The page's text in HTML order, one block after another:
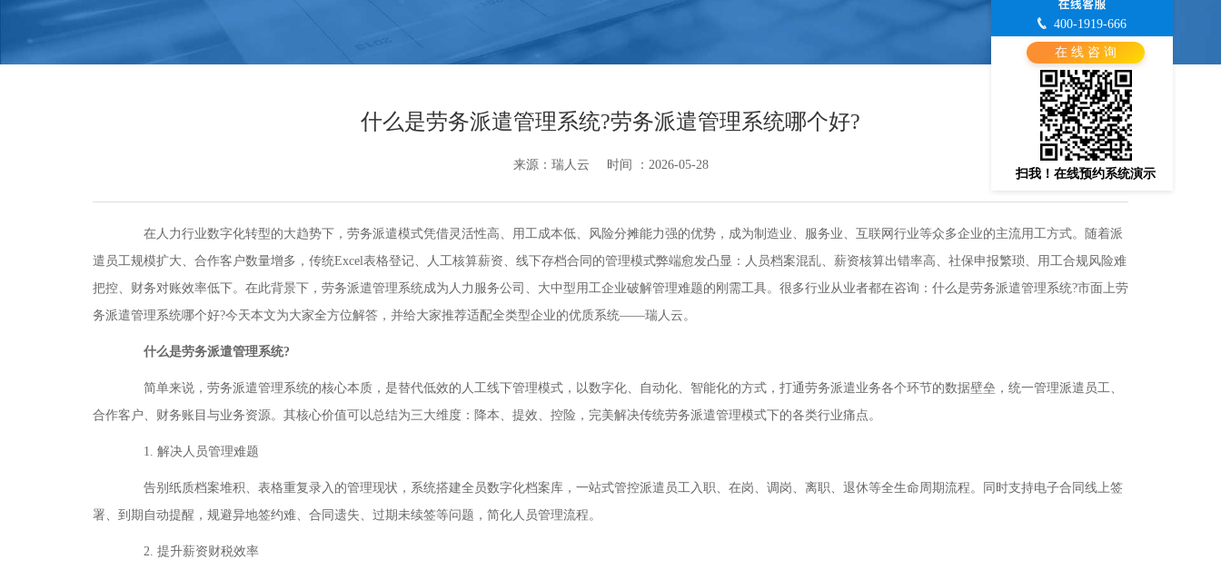
什么是劳务派遣管理系统?劳务派遣管理系统哪个好?
来源：瑞人云 时间 ：2026-05-28
在人力行业数字化转型的大趋势下，劳务派遣模式凭借灵活性高、用工成本低、风险分摊能力强的优势，成为制造业、服务业、互联网行业等众多企业的主流用工方式。随着派
遣员工规模扩大、合作客户数量增多，传统Excel表格登记、人工核算薪资、线下存档合同的管理模式弊端愈发凸显：人员档案混乱、薪资核算出错率高、社保申报繁琐、用工合规风险难
把控、财务对账效率低下。在此背景下，劳务派遣管理系统成为人力服务公司、大中型用工企业破解管理难题的刚需工具。很多行业从业者都在咨询：什么是劳务派遣管理系统?市面上劳
务派遣管理系统哪个好?今天本文为大家全方位解答，并给大家推荐适配全类型企业的优质系统——瑞人云。
什么是劳务派遣管理系统?
简单来说，劳务派遣管理系统的核心本质，是替代低效的人工线下管理模式，以数字化、自动化、智能化的方式，打通劳务派遣业务各个环节的数据壁垒，统一管理派遣员工、
合作客户、财务账目与业务资源。其核心价值可以总结为三大维度：降本、提效、控险，完美解决传统劳务派遣管理模式下的各类行业痛点。
1. 解决人员管理难题
告别纸质档案堆积、表格重复录入的管理现状，系统搭建全员数字化档案库，一站式管控派遣员工入职、在岗、调岗、离职、退休等全生命周期流程。同时支持电子合同线上签
署、到期自动提醒，规避异地签约难、合同遗失、过期未续签等问题，简化人员管理流程。
2. 提升薪资财税效率
400-1919-666
在 线 咨 询
扫我！在线预约系统演示